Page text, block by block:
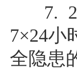
7.
7×24小
全隐患